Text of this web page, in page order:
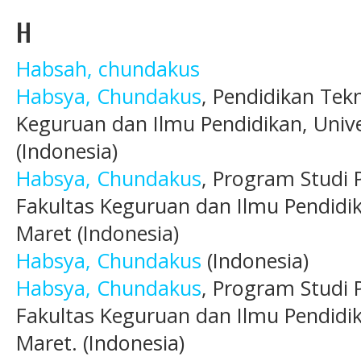
H
Habsah, chundakus
Habsya, Chundakus, Pendidikan
Keguruan dan Ilmu Pendidikan,
(Indonesia)
Habsya, Chundakus, Program Studi
Fakultas Keguruan dan Ilmu
Maret (Indonesia)
Habsya, Chundakus (Indonesia)
Habsya, Chundakus, Program Studi
Fakultas Keguruan dan Ilmu
Maret. (Indonesia)